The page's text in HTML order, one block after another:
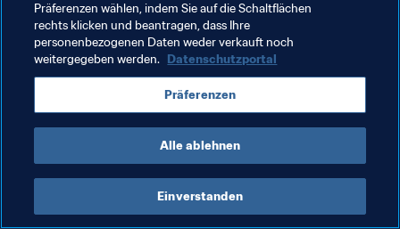
maßgeblich an den Erfolgen des Klubs in der UEFA
Europa League und im UEFA Super Cup beteiligt.
Zwischen 2012 und 2016 schnürte er erneut die
Fussballschuhe für "seinen" FC - mit Erfolg. Drei weitere
Male (2014-16) holte er die Europa League.
Präferenzen wählen, indem Sie auf die Schaltflächen
rechts klicken und beantragen, dass Ihre
personenbezogenen Daten weder verkauft noch
weitergegeben werden. Datenschutzportal
Präferenzen
Alle ablehnen
Einverstanden